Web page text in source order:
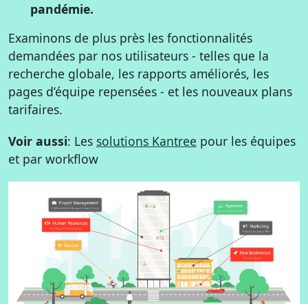
pandémie.
Examinons de plus près les fonctionnalités
demandées par nos utilisateurs - telles que la
recherche globale, les rapports améliorés, les
pages d’équipe repensées - et les nouveaux plans
tarifaires.
Voir aussi: Les solutions Kantree pour les équipes
et par workflow